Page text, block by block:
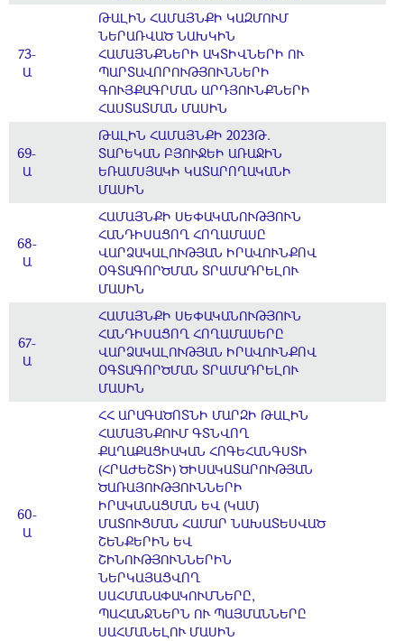
73-
Ա
ԹԱԼԻՆ ՀԱՄԱՅՆՔԻ ԿԱԶՄՈՒՄ
ՆԵՐԱՌՎԱԾ ՆԱԽԿԻՆ
ՀԱՄԱՅՆՔՆԵՐԻ ԱԿՏԻՎՆԵՐԻ ՈՒ
ՊԱՐՏԱՎՈՐՈՒԹՅՈՒՆՆԵՐԻ
ԳՈՒՅՔԱԳՐՄԱՆ ԱՐԴՅՈՒՆՔՆԵՐԻ
ՀԱՍՏԱՏՄԱՆ ՄԱՍԻՆ
69-
Ա
ԹԱԼԻՆ ՀԱՄԱՅՆՔԻ 2023Թ.
ՏԱՐԵԿԱՆ ԲՅՈՒՋԵԻ ԱՌԱՋԻՆ
ԵՌԱՄՍՅԱԿԻ ԿԱՏԱՐՈՂԱԿԱՆԻ
ՄԱՍԻՆ
68-
Ա
ՀԱՄԱՅՆՔԻ ՍԵՓԱԿԱՆՈՒԹՅՈՒՆ
ՀԱՆԴԻՍԱՑՈՂ ՀՈՂԱՄԱՍԸ
ՎԱՐՁԱԿԱԼՈՒԹՅԱՆ ԻՐԱՎՈՒՆՔՈՎ
ՕԳՏԱԳՈՐԾՄԱՆ ՏՐԱՄԱԴՐԵԼՈՒ
ՄԱՍԻՆ
67-
Ա
ՀԱՄԱՅՆՔԻ ՍԵՓԱԿԱՆՈՒԹՅՈՒՆ
ՀԱՆԴԻՍԱՑՈՂ ՀՈՂԱՄԱՍԵՐԸ
ՎԱՐՁԱԿԱԼՈՒԹՅԱՆ ԻՐԱՎՈՒՆՔՈՎ
ՕԳՏԱԳՈՐԾՄԱՆ ՏՐԱՄԱԴՐԵԼՈՒ
ՄԱՍԻՆ
60-
Ա
ՀՀ ԱՐԱԳԱԾՈՏՆԻ ՄԱՐԶԻ ԹԱԼԻՆ
ՀԱՄԱՅՆՔՈՒՄ ԳՏՆՎՈՂ
ՔԱՂԱՔԱՑԻԱԿԱՆ ՀՈԳԵՀԱՆԳՍՏԻ
(ՀՐԱԺԵՇՏԻ) ԾԻՍԱԿԱՏԱՐՈՒԹՅԱՆ
ԾԱՌԱՅՈՒԹՅՈՒՆՆԵՐԻ
ԻՐԱԿԱՆԱՑՄԱՆ ԵՎ (ԿԱՄ)
ՄԱՏՈՒՑՄԱՆ ՀԱՄԱՐ ՆԱԽԱՏԵՍՎԱԾ
ՇԵՆՔԵՐԻՆ ԵՎ
ՇԻՆՈՒԹՅՈՒՆՆԵՐԻՆ
ՆԵՐԿԱՅԱՑՎՈՂ
ՍԱՀՄԱՆԱՓԱԿՈՒՄՆԵՐԸ,
ՊԱՀԱՆՋՆԵՐՆ ՈՒ ՊԱՅՄԱՆՆԵՐԸ
ՍԱՀՄԱՆԵԼՈՒ ՄԱՍԻՆ